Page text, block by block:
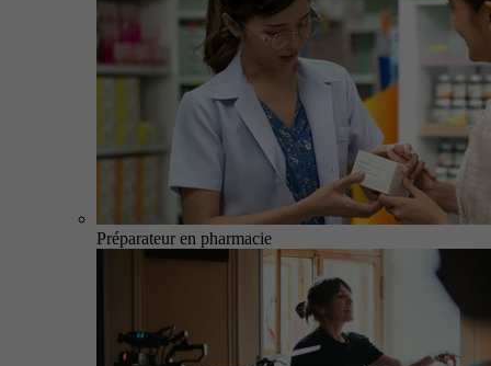
Préparateur en pharmacie